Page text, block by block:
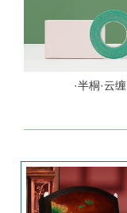
·半桐·云缠